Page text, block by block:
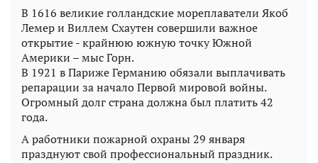
В 1616 великие голландские мореплаватели Якоб
Лемер и Виллем Схаутен совершили важное
открытие - крайнюю южную точку Южной
Америки – мыс Горн.
В 1921 в Париже Германию обязали выплачивать
репарации за начало Первой мировой войны.
Огромный долг страна должна был платить 42
года.
А работники пожарной охраны 29 января
празднуют свой профессиональный праздник.